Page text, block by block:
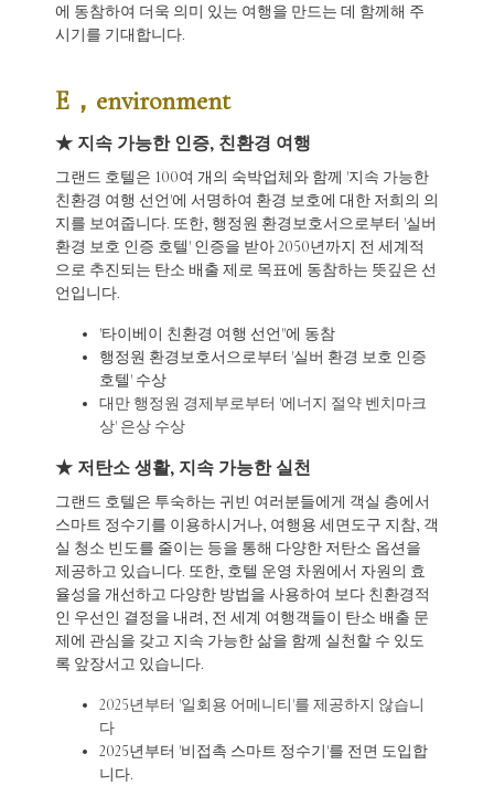
에 동참하여 더욱 의미 있는 여행을 만드는 데 함께해 주
시기를 기대합니다.
E，environment
★ 지속 가능한 인증, 친환경 여행
그랜드 호텔은 100여 개의 숙박업체와 함께 '지속 가능한
친환경 여행 선언'에 서명하여 환경 보호에 대한 저희의 의
지를 보여줍니다. 또한, 행정원 환경보호서으로부터 '실버
환경 보호 인증 호텔' 인증을 받아 2050년까지 전 세계적
으로 추진되는 탄소 배출 제로 목표에 동참하는 뜻깊은 선
언입니다.
'타이베이 친환경 여행 선언"에 동참
행정원 환경보호서으로부터 '실버 환경 보호 인증
호텔' 수상
대만 행정원 경제부로부터 '에너지 절약 벤치마크
상' 은상 수상
★ 저탄소 생활, 지속 가능한 실천
그랜드 호텔은 투숙하는 귀빈 여러분들에게 객실 층에서
스마트 정수기를 이용하시거나, 여행용 세면도구 지참, 객
실 청소 빈도를 줄이는 등을 통해 다양한 저탄소 옵션을
제공하고 있습니다. 또한, 호텔 운영 차원에서 자원의 효
율성을 개선하고 다양한 방법을 사용하여 보다 친환경적
인 우선인 결정을 내려, 전 세계 여행객들이 탄소 배출 문
제에 관심을 갖고 지속 가능한 삶을 함께 실천할 수 있도
록 앞장서고 있습니다.
2025년부터 '일회용 어메니티'를 제공하지 않습니
다
2025년부터 '비접촉 스마트 정수기'를 전면 도입합
니다.